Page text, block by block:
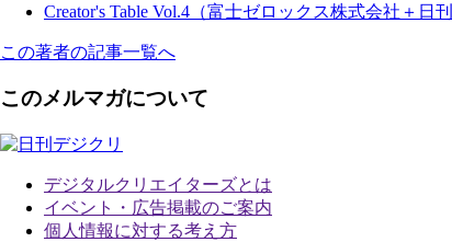
Creator's Table Vol.4（富士ゼロックス株式会社＋
この著者の記事一覧へ
このメルマガについて
デジタルクリエイターズとは
イベント・広告掲載のご案内
個人情報に対する考え方